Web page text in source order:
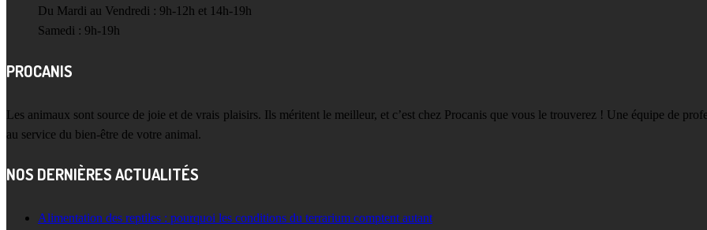
Du Mardi au Vendredi : 9h-12h et 14h-19h
Samedi : 9h-19h
PROCANIS
Les animaux sont source de joie et de vrais plaisirs. Ils méritent le meilleur, et c’est chez Procanis que vous le trouverez ! Une équipe de
au service du bien-être de votre animal.
NOS DERNIÈRES ACTUALITÉS
Alimentation des reptiles : pourquoi les conditions du terrarium comptent autant